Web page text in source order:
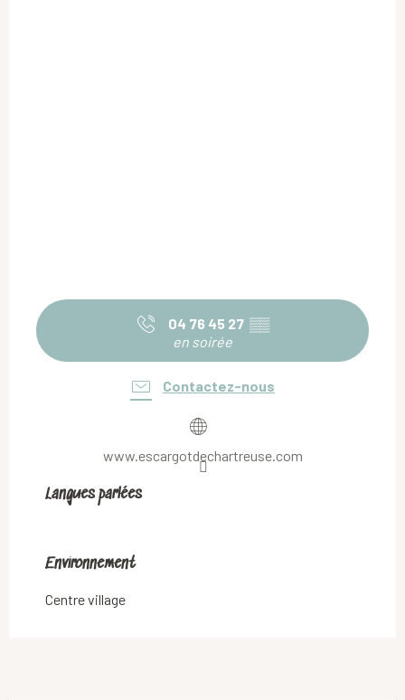
04 76 45 27 ▒▒
en soirée
Contactez-nous
www.escargotdechartreuse.com
Langues parlées
Langues parlées
Environnement
Environnement
Centre village